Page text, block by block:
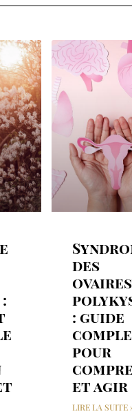
des
ovaires
: guide
pour
et agir
LIRE LA SUITE